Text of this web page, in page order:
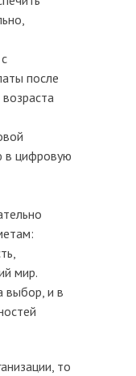
после
в цифровую
мир.
выбор, и в
то